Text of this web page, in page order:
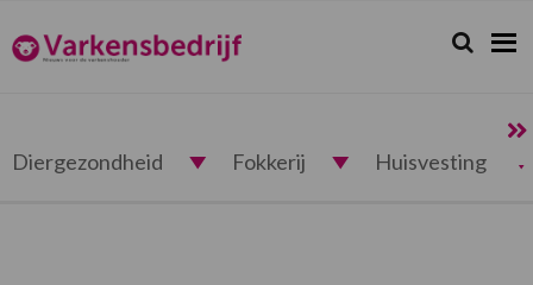
de
hoofdnavigatie
de
hoofd
de
eerste
de
voettekst
Varkensbedrijf.nl Zoeken...
Zoek
Diergezondheid Fokkerij Huisvesting